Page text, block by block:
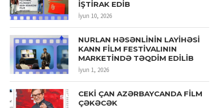
İŞTİRAK EDİB
İyun 10, 2026
NURLAN HƏSƏNLİNİN LAYİHƏSİ
KANN FİLM FESTİVALININ
MARKETİNDƏ TƏQDİM EDİLİB
İyun 1, 2026
CEKİ ÇAN AZƏRBAYCANDA FİLM
ÇƏKƏCƏK